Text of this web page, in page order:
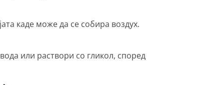
каде може да се собира воздух.
или раствори со гликол, според